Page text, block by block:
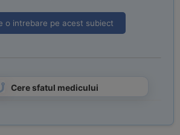
o intrebare pe acest subiect
Cere sfatul medicului